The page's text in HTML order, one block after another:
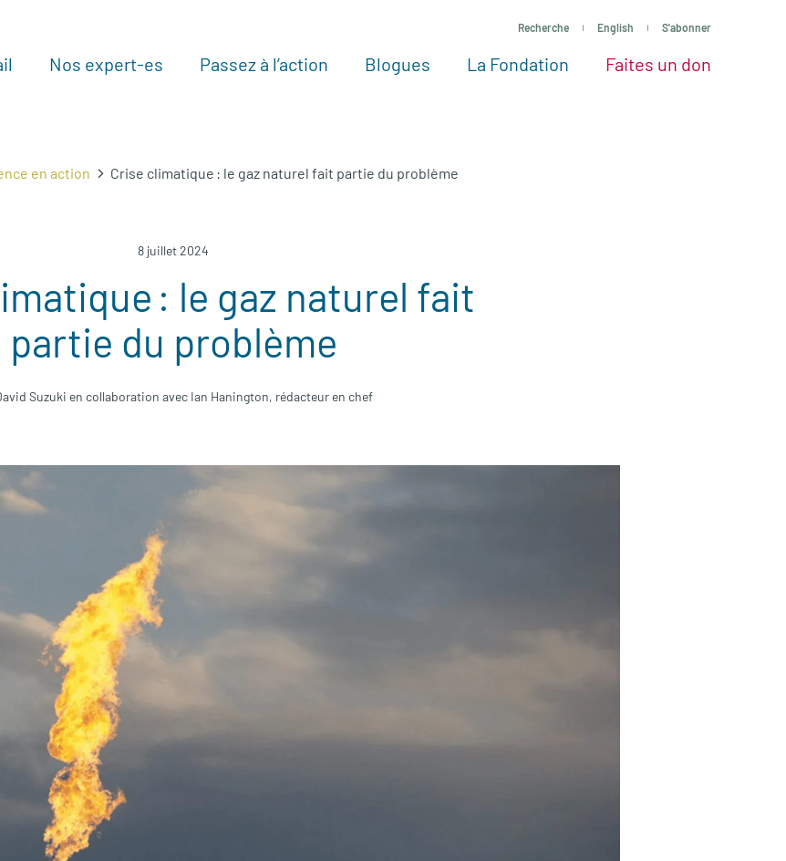
Recherche English S'abonner
Voir tous les projets
Nos expert-es Nos Experts
Passez à l’action Passez à l’action
Blogues La FondationLa Fondation
Faites un don
Autres façons de faire un don
en action Crise climatique : le gaz naturel fait partie du problème
8 juillet 2024
: le gaz naturel fait
partie du problème
Suzuki en collaboration avec Ian Hanington, rédacteur en chef